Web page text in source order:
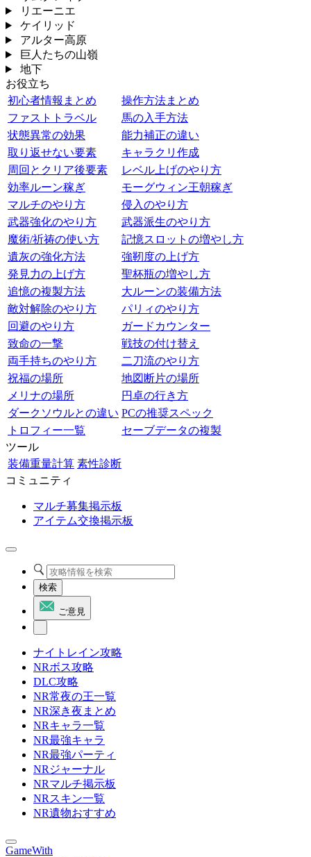
リエーニエ
ケイリッド
アルター高原
巨人たちの山嶺
地下
お役立ち
初心者情報まとめ
操作方法まとめ
ファストトラベル
馬の入手方法
状態異常の効果
能力補正の違い
取り返せない要素
キャラクリ作成
周回とクリア後要素
レベル上げのやり方
効率ルーン稼ぎ
モーグウィン王朝稼ぎ
マルチのやり方
侵入のやり方
武器強化のやり方
武器派生のやり方
魔術/祈祷の使い方
記憶スロットの増やし方
遺灰の強化方法
強靭度の上げ方
発見力の上げ方
聖杯瓶の増やし方
追憶の複製方法
大ルーンの装備方法
敵対解除のやり方
パリィのやり方
回避のやり方
ガードカウンター
致命の一撃
戦技の付け替え
両手持ちのやり方
二刀流のやり方
祝福の場所
地図断片の場所
メリナの場所
円卓の行き方
ダークソウルとの違い PCの推奨スペック
トロフィー一覧
セーブデータの複製
ツール
装備重量計算 素性診断
コミュニティ
マルチ募集掲示板
アイテム交換掲示板
検索
ご意見
ナイトレイン攻略
NRボス攻略
DLC攻略
NR常夜の王一覧
NR深き夜まとめ
NRキャラ一覧
NR最強キャラ
NR最強パーティ
NRジャーナル
NRマルチ掲示板
NRスキン一覧
NR遺物おすすめ
GameWith